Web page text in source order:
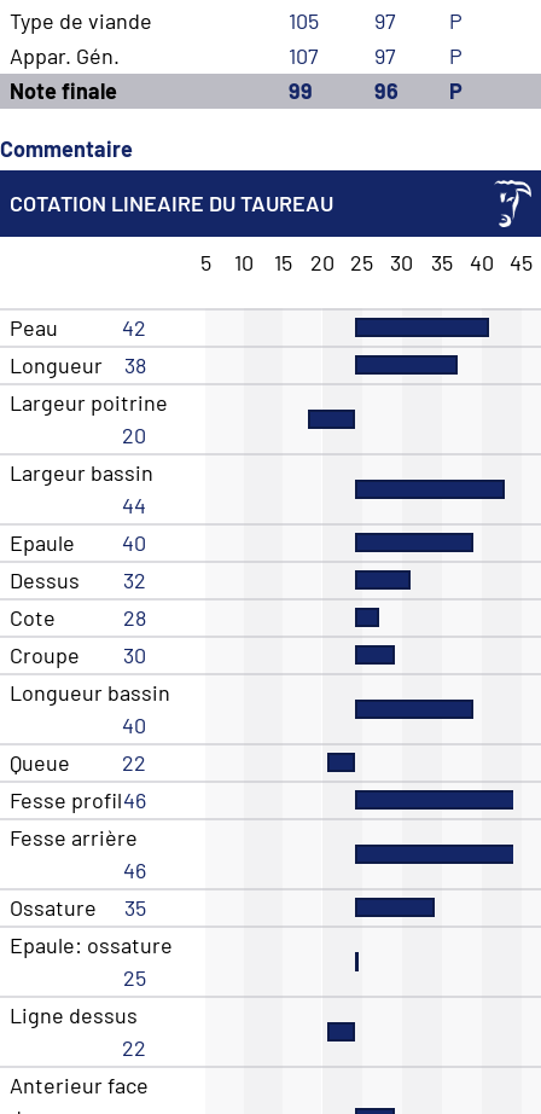
Type de viande
105 97
P
Appar. Gén.
107 97
P
Note finale
99 96 P
Commentaire
COTATION LINEAIRE DU TAUREAU
5 10 15 20 25 30 35 40 45
Peau
42
Longueur
38
Largeur poitrine
20
Largeur bassin
44
Epaule
40
Dessus
32
Cote
28
Croupe
30
Longueur bassin
40
Queue
22
Fesse profil46
Fesse arrière
46
Ossature
35
Epaule: ossature
25
Ligne dessus
22
Anterieur face